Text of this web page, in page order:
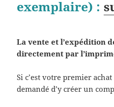
exemplaire) :
La vente et l’expédition
directement par
Si c’est votre premier
demandé d’y créer un